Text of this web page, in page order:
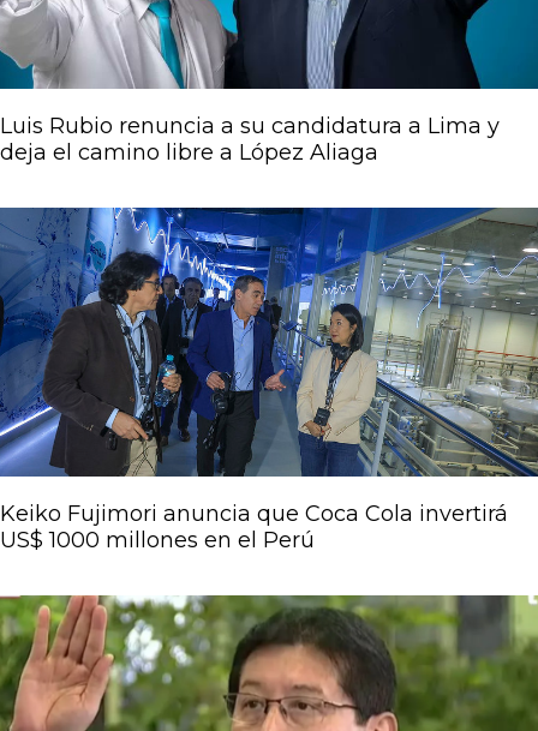
Luis Rubio renuncia a su candidatura a Lima y
deja el camino libre a López Aliaga
Keiko Fujimori anuncia que Coca Cola invertirá
US$ 1000 millones en el Perú